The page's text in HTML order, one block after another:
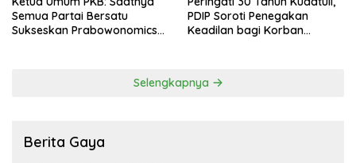
Semua Partai Bersatu
Sukseskan Prabowonomics
PDIP Soroti Penegakan
Keadilan bagi Korban
Selengkapnya
Berita Gaya